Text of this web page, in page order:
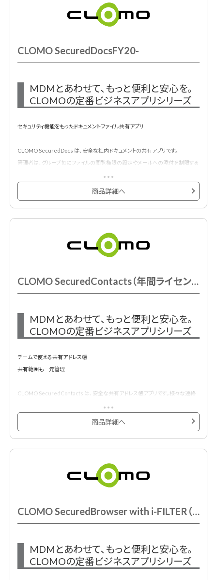
CLOMO SecuredDocsFY20-
MDMとあわせて､もっと便利と安心を｡
CLOMOの定番ビジネスアプリシリーズ
セキュリティ機能をもったドキュメントファイル共有アプリ
CLOMO SecuredDocs は､安全な社内ドキュメントの共有アプリです。
管理者は､グループ毎にファイルの閲覧権限の設定やメールへの添付を制限する
など､最新資料やカタログ情報などを安全に共有できます。
商品詳細へ
CLOMO SecuredContacts（年間ライセンス）
MDMとあわせて､もっと便利と安心を｡
CLOMOの定番ビジネスアプリシリーズ
チームで使える共有アドレス帳
共有範囲も一元管理
CLOMO SecuredContacts は､安全な共有アドレス帳アプリです。様々な連絡
先を共有アドレス帳に登録した上で､グループごとに閲覧権限を設定できます。安
全かつ効率的に､組織で共有すべき連絡先の管理を実現します。
商品詳細へ
CLOMO SecuredBrowser with i-FILTER（年間ライセンス）
MDMとあわせて､もっと便利と安心を｡
CLOMOの定番ビジネスアプリシリーズ